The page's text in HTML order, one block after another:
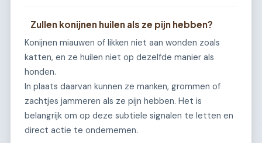
Zullen konijnen huilen als ze pijn hebben?
Konijnen miauwen of likken niet aan wonden zoals
katten, en ze huilen niet op dezelfde manier als
honden.
In plaats daarvan kunnen ze manken, grommen of
zachtjes jammeren als ze pijn hebben. Het is
belangrijk om op deze subtiele signalen te letten en
direct actie te ondernemen.